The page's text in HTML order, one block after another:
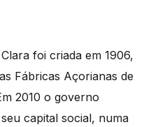
foi criada em 1906,
Fábricas Açorianas de
2010 o governo
capital social, numa